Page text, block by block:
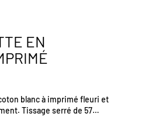
EN
blanc à imprimé fleuri et
Tissage serré de 57
Offre confort et